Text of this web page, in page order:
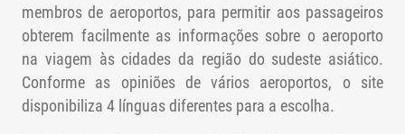
membros de aeroportos, para permitir aos passageiros
obterem facilmente as informações sobre o aeroporto
na viagem às cidades da região do sudeste asiático.
Conforme as opiniões de vários aeroportos, o site
disponibiliza 4 línguas diferentes para a escolha.